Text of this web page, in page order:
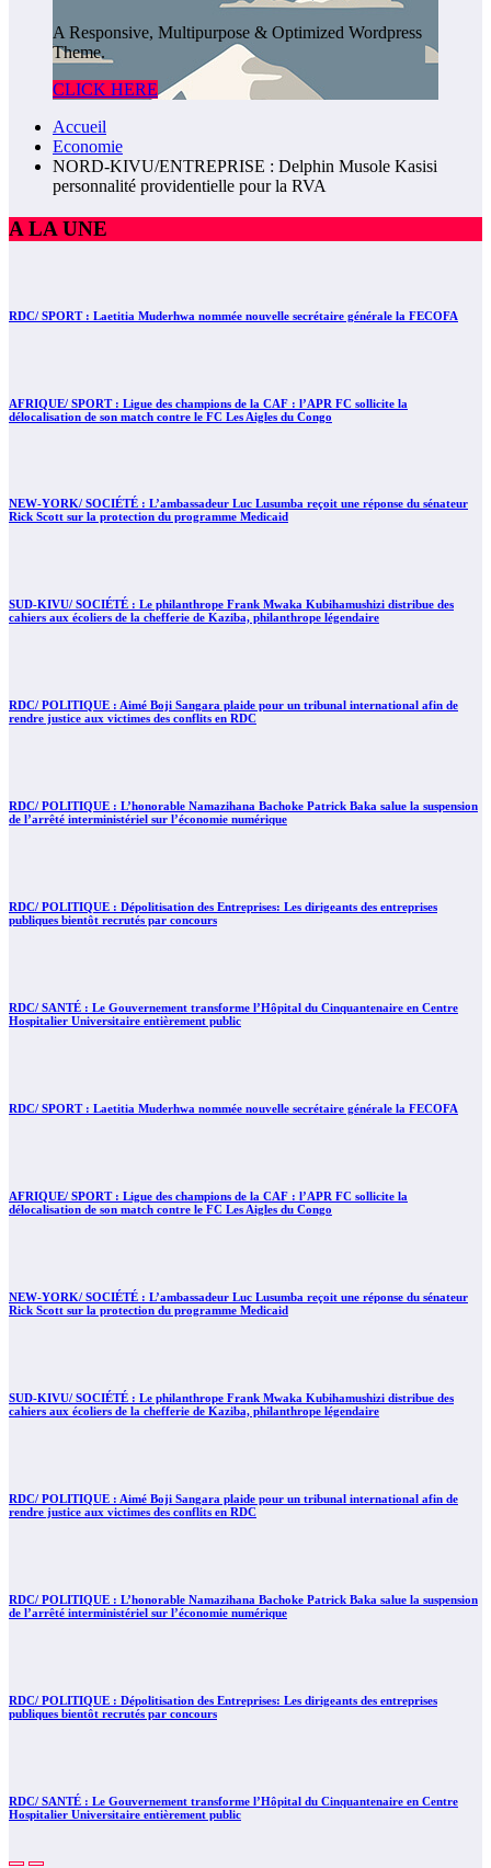
A Responsive, Multipurpose & Optimized Wordpress
Theme.
CLICK HERE
Accueil
Economie
NORD-KIVU/ENTREPRISE : Delphin Musole Kasisi
personnalité providentielle pour la RVA
A LA UNE
RDC/ SPORT : Laetitia Muderhwa nommée nouvelle secrétaire générale la FECOFA
AFRIQUE/ SPORT : Ligue des champions de la CAF : l’APR FC sollicite la
délocalisation de son match contre le FC Les Aigles du Congo
NEW-YORK/ SOCIÉTÉ : L’ambassadeur Luc Lusumba reçoit une réponse du sénateur
Rick Scott sur la protection du programme Medicaid
SUD-KIVU/ SOCIÉTÉ : Le philanthrope Frank Mwaka Kubihamushizi distribue des
cahiers aux écoliers de la chefferie de Kaziba, philanthrope légendaire
RDC/ POLITIQUE : Aimé Boji Sangara plaide pour un tribunal international afin de
rendre justice aux victimes des conflits en RDC
RDC/ POLITIQUE : L’honorable Namazihana Bachoke Patrick Baka salue la suspension
de l’arrêté interministériel sur l’économie numérique
RDC/ POLITIQUE : Dépolitisation des Entreprises: Les dirigeants des entreprises
publiques bientôt recrutés par concours
RDC/ SANTÉ : Le Gouvernement transforme l’Hôpital du Cinquantenaire en Centre
Hospitalier Universitaire entièrement public
RDC/ SPORT : Laetitia Muderhwa nommée nouvelle secrétaire générale la FECOFA
AFRIQUE/ SPORT : Ligue des champions de la CAF : l’APR FC sollicite la
délocalisation de son match contre le FC Les Aigles du Congo
NEW-YORK/ SOCIÉTÉ : L’ambassadeur Luc Lusumba reçoit une réponse du sénateur
Rick Scott sur la protection du programme Medicaid
SUD-KIVU/ SOCIÉTÉ : Le philanthrope Frank Mwaka Kubihamushizi distribue des
cahiers aux écoliers de la chefferie de Kaziba, philanthrope légendaire
RDC/ POLITIQUE : Aimé Boji Sangara plaide pour un tribunal international afin de
rendre justice aux victimes des conflits en RDC
RDC/ POLITIQUE : L’honorable Namazihana Bachoke Patrick Baka salue la suspension
de l’arrêté interministériel sur l’économie numérique
RDC/ POLITIQUE : Dépolitisation des Entreprises: Les dirigeants des entreprises
publiques bientôt recrutés par concours
RDC/ SANTÉ : Le Gouvernement transforme l’Hôpital du Cinquantenaire en Centre
Hospitalier Universitaire entièrement public